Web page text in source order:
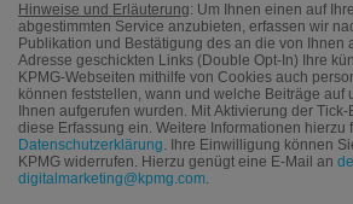
Hinweise und Erläuterung: Um Ihnen einen auf
abgestimmten Service anzubieten, erfassen wir
Publikation und Bestätigung des an die von Ihnen
Adresse geschickten Links (Double Opt-In) Ihre
KPMG-Webseiten mithilfe von Cookies auch
können feststellen, wann und welche Beiträge auf
Ihnen aufgerufen wurden. Mit Aktivierung der
diese Erfassung ein. Weitere Informationen hierzu
Datenschutzerklärung. Ihre Einwilligung können
KPMG widerrufen. Hierzu genügt eine E-Mail an
digitalmarketing@kpmg.com.